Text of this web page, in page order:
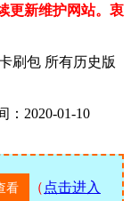
更新维护网站。衷
：2020-01-10
（ 点击进入